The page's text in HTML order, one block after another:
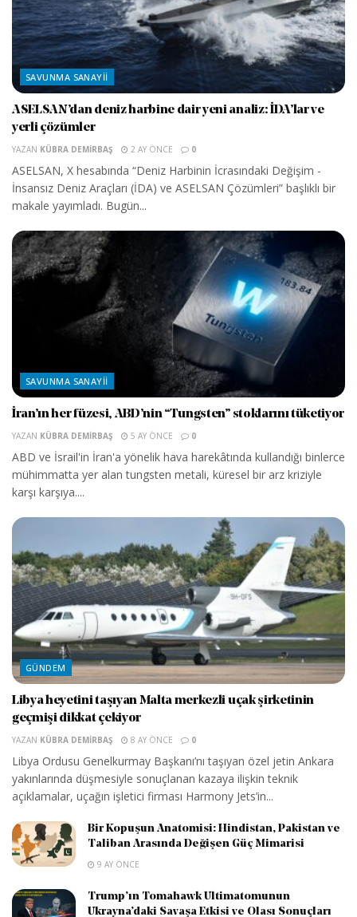
SAVUNMA SANAYII
ASELSAN’dan deniz harbine dair yeni analiz: İDA’lar ve
yerli çözümler
YAZAN KÜBRA DEMIRBAŞ 2 AY ÖNCE 0
ASELSAN, X hesabında “Deniz Harbinin İcrasındaki Değişim -
İnsansız Deniz Araçları (İDA) ve ASELSAN Çözümleri” başlıklı bir
makale yayımladı. Bugün...
SAVUNMA SANAYII
İran’ın her füzesi, ABD’nin “Tungsten” stoklarını tüketiyor
YAZAN KÜBRA DEMIRBAŞ 5 AY ÖNCE 0
ABD ve İsrail'in İran'a yönelik hava harekâtında kullandığı binlerce
mühimmatta yer alan tungsten metali, küresel bir arz kriziyle
karşı karşıya....
GÜNDEM
Libya heyetini taşıyan Malta merkezli uçak şirketinin
geçmişi dikkat çekiyor
YAZAN KÜBRA DEMIRBAŞ 8 AY ÖNCE 0
Libya Ordusu Genelkurmay Başkanı’nı taşıyan özel jetin Ankara
yakınlarında düşmesiyle sonuçlanan kazaya ilişkin teknik
açıklamalar, uçağın işletici firması Harmony Jets’in...
Bir Kopuşun Anatomisi: Hindistan, Pakistan ve
Taliban Arasında Değişen Güç Mimarisi
9 AY ÖNCE
Trump’ın Tomahawk Ultimatomunun
Ukrayna’daki Savaşa Etkisi ve Olası Sonuçları